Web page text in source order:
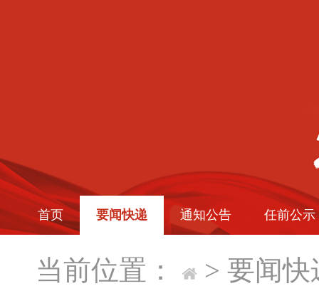
首页 要闻快递 通知公告 任前公示
当前位置： > 要闻快